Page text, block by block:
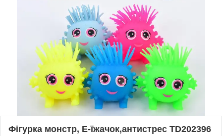
Фігурка монстр, Е-їжачок,антистрес TD202396